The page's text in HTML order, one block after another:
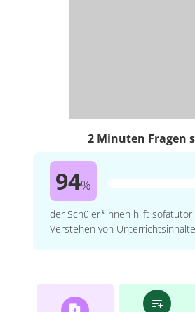
2 Minuten Fragen
94%
der Schüler*innen hilft sofatutor
Verstehen von